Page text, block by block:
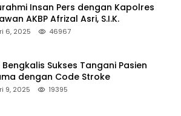
Insan Pers dengan Kapolres
AKBP Afrizal Asri, S.I.K.
6, 2025 46967
Bengkalis Sukses Tangani Pasien
dengan Code Stroke
9, 2025 19395